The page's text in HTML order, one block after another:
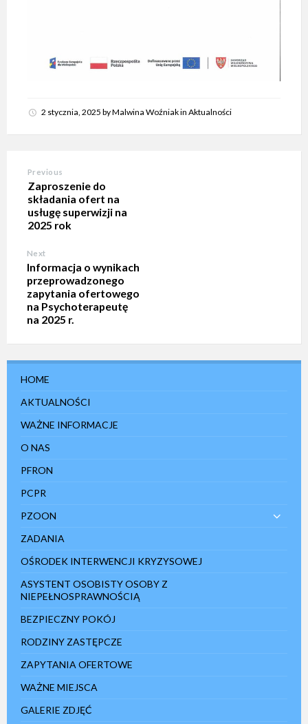
2 stycznia, 2025 byMalwina Woźniakin Aktualności
Previous
Zaproszenie do
składania ofert na
usługę superwizji na
2025 rok
Next
Informacja o wynikach
przeprowadzonego
zapytania ofertowego
na Psychoterapeutę
na 2025 r.
HOME
AKTUALNOŚCI
WAŻNE INFORMACJE
O NAS
PFRON
PCPR
PZOON
ZADANIA
OŚRODEK INTERWENCJI KRYZYSOWEJ
ASYSTENT OSOBISTY OSOBY Z
NIEPEŁNOSPRAWNOŚCIĄ
BEZPIECZNY POKÓJ
RODZINY ZASTĘPCZE
ZAPYTANIA OFERTOWE
WAŻNE MIEJSCA
GALERIE ZDJĘĆ